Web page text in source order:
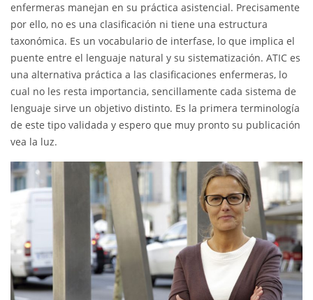
enfermeras manejan en su práctica asistencial. Precisamente
por ello, no es una clasificación ni tiene una estructura
taxonómica. Es un vocabulario de interfase, lo que implica el
puente entre el lenguaje natural y su sistematización. ATIC es
una alternativa práctica a las clasificaciones enfermeras, lo
cual no les resta importancia, sencillamente cada sistema de
lenguaje sirve un objetivo distinto. Es la primera terminología
de este tipo validada y espero que muy pronto su publicación
vea la luz.